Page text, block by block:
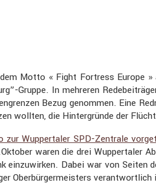
Motto « Fight Fortress Europe
Gruppe. In mehreren
Bezug genommen. Eine
wollten, die Hinter­gründe der
zur Wupper­taler SPD-Zentrale
waren die drei Wupper­taler
einzu­wirken. Dabei war von
Oberbür­ger­meis­ters